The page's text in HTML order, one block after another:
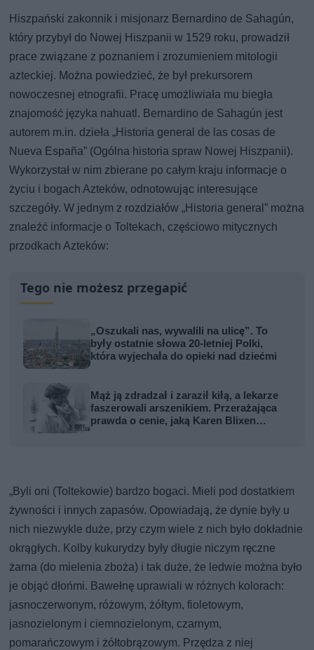
Hiszpański zakonnik i misjonarz Bernardino de Sahagún,
który przybył do Nowej Hiszpanii w 1529 roku, prowadził
prace związane z poznaniem i zrozumieniem mitologii
azteckiej. Można powiedzieć, że był prekursorem
nowoczesnej etnografii. Pracę umożliwiała mu biegła
znajomość języka nahuatl. Bernardino de Sahagún jest
autorem m.in. dzieła „Historia general de las cosas de
Nueva España” (Ogólna historia spraw Nowej Hiszpanii).
Wykorzystał w nim zbierane po całym kraju informacje o
życiu i bogach Azteków, odnotowując interesujące
szczegóły. W jednym z rozdziałów „Historia general” można
znaleźć informacje o Toltekach, częściowo mitycznych
przodkach Azteków:
Tego nie możesz przegapić
„Oszukali nas, wywalili na ulicę”. To
były ostatnie słowa 20-letniej Polki,
która wyjechała do opieki nad dziećmi
Mąż ją zdradzał i zaraził kiłą, a lekarze
faszerowali arszenikiem. Przerażająca
prawda o cenie, jaką Karen Blixen
„Byli oni (Toltekowie) bardzo bogaci. Mieli pod dostatkiem
żywności i innych zapasów. Opowiadają, że dynie były u
nich niezwykle duże, przy czym wiele z nich było dokładnie
okrągłych. Kolby kukurydzy były długie niczym ręczne
żarna (do mielenia zboża) i tak duże, że ledwie można było
je objąć dłońmi. Bawełnę uprawiali w różnych kolorach:
jasnoczerwonym, różowym, żółtym, fioletowym,
jasnozielonym i ciemnozielonym, czarnym,
pomarańczowym i żółtobrązowym. Przędza z niej